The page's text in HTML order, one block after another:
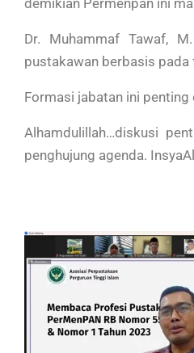
demikian Permenpan ini
Dr. Muhammaf Tawaf,
pustakawan berbasis
Formasi jabatan ini
Alhamdulillah…diskusi
penghujung agenda.